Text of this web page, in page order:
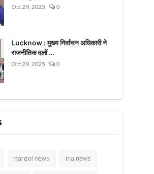
Oct 29, 2025 0
Lucknow : मुख्य निर्वाचन अधिकारी ने
राजनीतिक दलों ...
Oct 29, 2025 0
hardoi news ina news